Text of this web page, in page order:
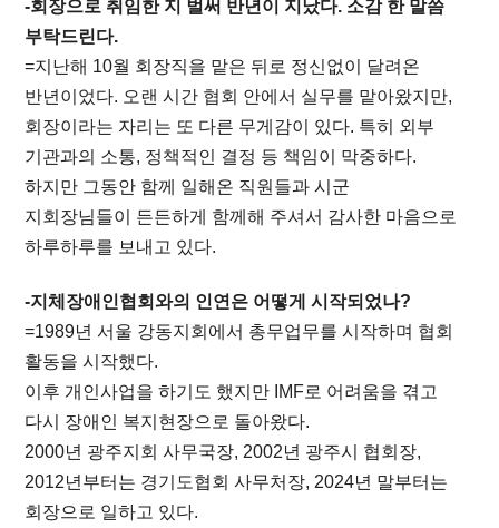
-회장으로 취임한 지 벌써 반년이 지났다. 소감 한 말씀
부탁드린다.
=지난해 10월 회장직을 맡은 뒤로 정신없이 달려온
반년이었다. 오랜 시간 협회 안에서 실무를 맡아왔지만,
회장이라는 자리는 또 다른 무게감이 있다. 특히 외부
기관과의 소통, 정책적인 결정 등 책임이 막중하다.
하지만 그동안 함께 일해온 직원들과 시군
지회장님들이 든든하게 함께해 주셔서 감사한 마음으로
하루하루를 보내고 있다.
-지체장애인협회와의 인연은 어떻게 시작되었나?
=1989년 서울 강동지회에서 총무업무를 시작하며 협회
활동을 시작했다.
이후 개인사업을 하기도 했지만 IMF로 어려움을 겪고
다시 장애인 복지현장으로 돌아왔다.
2000년 광주지회 사무국장, 2002년 광주시 협회장,
2012년부터는 경기도협회 사무처장, 2024년 말부터는
회장으로 일하고 있다.